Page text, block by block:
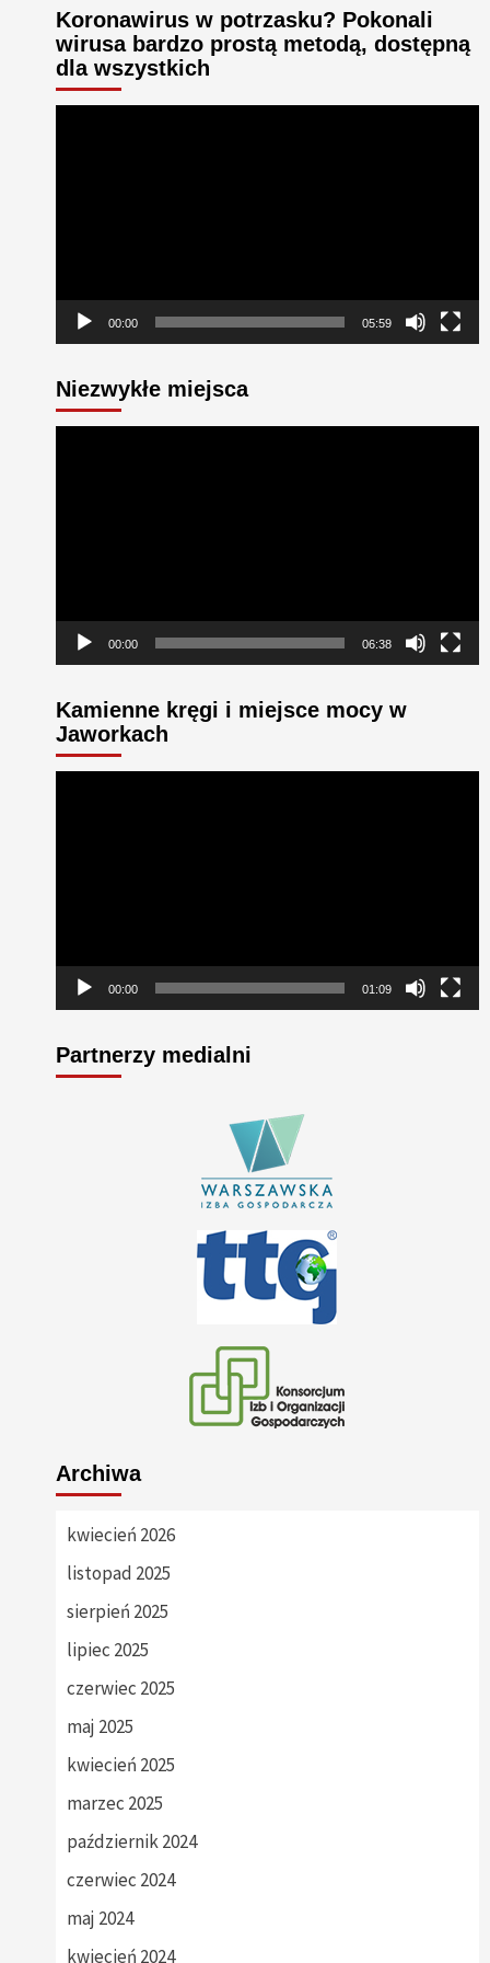
Koronawirus w potrzasku? Pokonali
wirusa bardzo prostą metodą, dostępną
dla wszystkich
00:00 05:59
Niezwykłe miejsca
00:00 06:38
Kamienne kręgi i miejsce mocy w
Jaworkach
00:00 01:09
Partnerzy medialni
Archiwa
kwiecień 2026
listopad 2025
sierpień 2025
lipiec 2025
czerwiec 2025
maj 2025
kwiecień 2025
marzec 2025
październik 2024
czerwiec 2024
maj 2024
kwiecień 2024